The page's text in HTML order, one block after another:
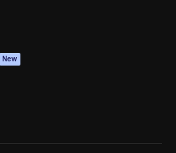
New